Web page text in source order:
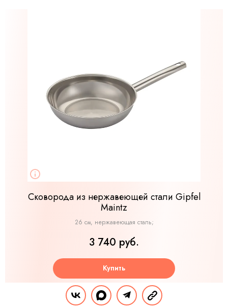
Сковорода из нержавеющей стали Gipfel
Maintz
26 см, нержавеющая сталь;
3 740 руб.
Купить
Цена может отличаться, уточняйте актуальную на сайте продавца